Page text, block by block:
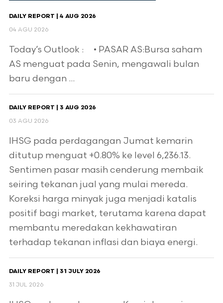
DAILY REPORT | 4 AUG 2026
04 AGU 2026
Today’s Outlook : • PASAR AS:Bursa saham
AS menguat pada Senin, mengawali bulan
baru dengan ...
DAILY REPORT | 3 AUG 2026
03 AGU 2026
IHSG pada perdagangan Jumat kemarin
ditutup menguat +0.80% ke level 6,236.13.
Sentimen pasar masih cenderung membaik
seiring tekanan jual yang mulai mereda.
Koreksi harga minyak juga menjadi katalis
positif bagi market, terutama karena dapat
membantu meredakan kekhawatiran
terhadap tekanan inflasi dan biaya energi.
DAILY REPORT | 31 JULY 2026
31 JUL 2026